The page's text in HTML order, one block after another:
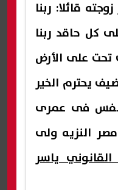
قائلا: ربنا
كل حاقد ربنا
تحت على الأرض
يحترم الخير
نفس فى عمرى
النزيه ولى
ياسر